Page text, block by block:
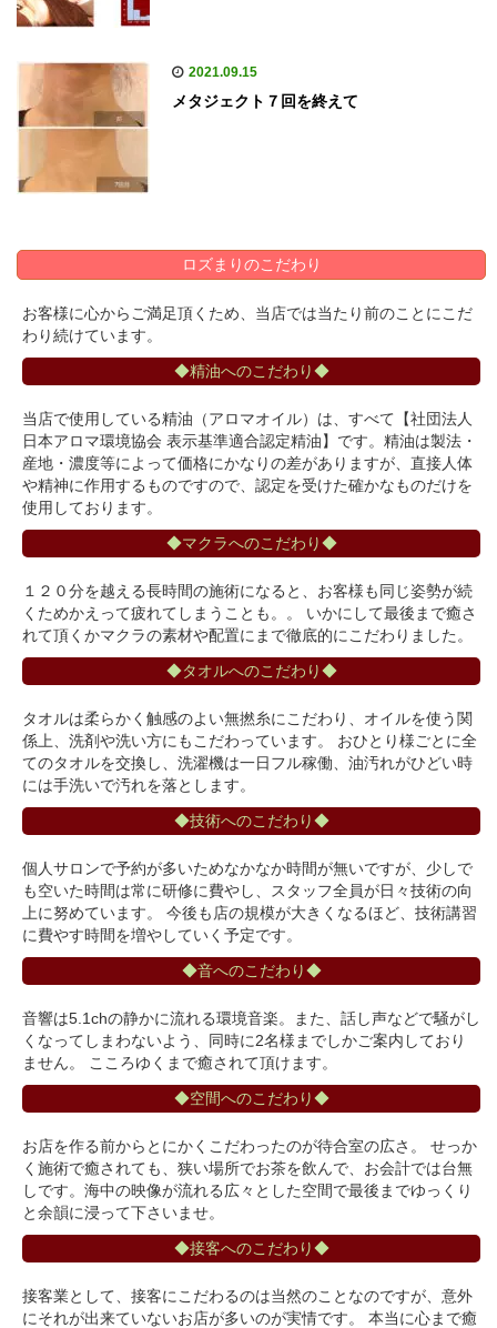
2021.09.15
メタジェクト７回を終えて
ロズまりのこだわり
お客様に心からご満足頂くため、当店では当たり前のことにこだ
わり続けています。
◆精油へのこだわり◆
当店で使用している精油（アロマオイル）は、すべて【社団法人
日本アロマ環境協会 表示基準適合認定精油】です。精油は製法・
産地・濃度等によって価格にかなりの差がありますが、直接人体
や精神に作用するものですので、認定を受けた確かなものだけを
使用しております。
◆マクラへのこだわり◆
１２０分を越える長時間の施術になると、お客様も同じ姿勢が続
くためかえって疲れてしまうことも。。 いかにして最後まで癒さ
れて頂くかマクラの素材や配置にまで徹底的にこだわりました。
◆タオルへのこだわり◆
タオルは柔らかく触感のよい無撚糸にこだわり、オイルを使う関
係上、洗剤や洗い方にもこだわっています。 おひとり様ごとに全
てのタオルを交換し、洗濯機は一日フル稼働、油汚れがひどい時
には手洗いで汚れを落とします。
◆技術へのこだわり◆
個人サロンで予約が多いためなかなか時間が無いですが、少しで
も空いた時間は常に研修に費やし、スタッフ全員が日々技術の向
上に努めています。 今後も店の規模が大きくなるほど、技術講習
に費やす時間を増やしていく予定です。
◆音へのこだわり◆
音響は5.1chの静かに流れる環境音楽。また、話し声などで騒がし
くなってしまわないよう、同時に2名様までしかご案内しており
ません。 こころゆくまで癒されて頂けます。
◆空間へのこだわり◆
お店を作る前からとにかくこだわったのが待合室の広さ。 せっか
く施術で癒されても、狭い場所でお茶を飲んで、お会計では台無
しです。海中の映像が流れる広々とした空間で最後までゆっくり
と余韻に浸って下さいませ。
◆接客へのこだわり◆
接客業として、接客にこだわるのは当然のことなのですが、意外
にそれが出来ていないお店が多いのが実情です。 本当に心まで癒